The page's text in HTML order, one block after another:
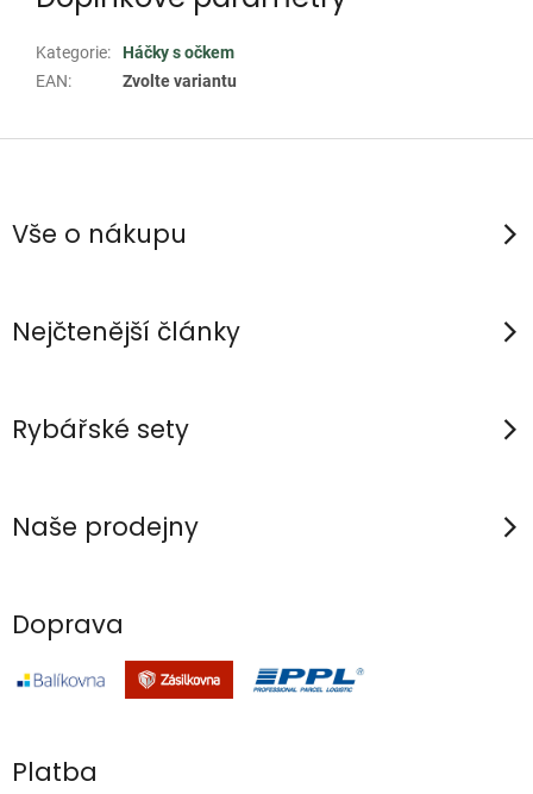
Kategorie:
Háčky s očkem
EAN: Zvolte variantu
Z
pVše o nákupu
Nejčtenější články
Rybářské sety
Naše prodejny
Doprava
Platba